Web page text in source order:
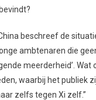
beschreef de
ambtenaren die
meerderheid’.
waarbij het publiek
zelfs tegen Xi zelf.”